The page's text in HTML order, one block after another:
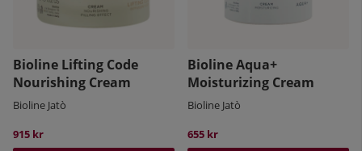
Bioline Lifting Code
Nourishing Cream
Bioline Jatò
915 kr
Bioline Aqua+
Moisturizing Cream
Bioline Jatò
655 kr